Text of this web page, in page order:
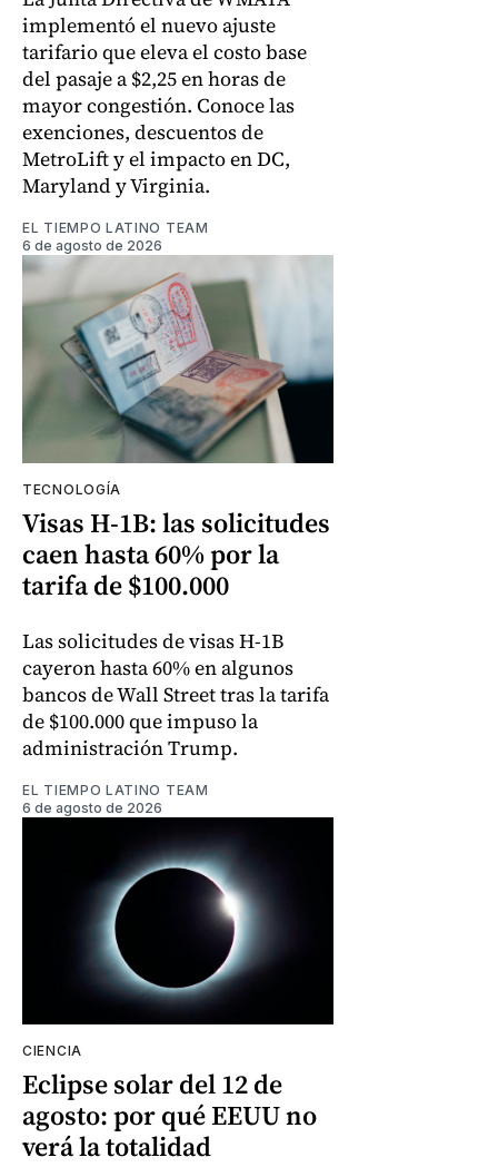
implementó el nuevo ajuste
tarifario que eleva el costo base
del pasaje a $2,25 en horas de
mayor congestión. Conoce las
exenciones, descuentos de
MetroLift y el impacto en DC,
Maryland y Virginia.
EL TIEMPO LATINO TEAM
6 de agosto de 2026
TECNOLOGÍA
Visas H-1B: las solicitudes
caen hasta 60% por la
tarifa de $100.000
Las solicitudes de visas H-1B
cayeron hasta 60% en algunos
bancos de Wall Street tras la tarifa
de $100.000 que impuso la
administración Trump.
EL TIEMPO LATINO TEAM
6 de agosto de 2026
CIENCIA
Eclipse solar del 12 de
agosto: por qué EEUU no
verá la totalidad